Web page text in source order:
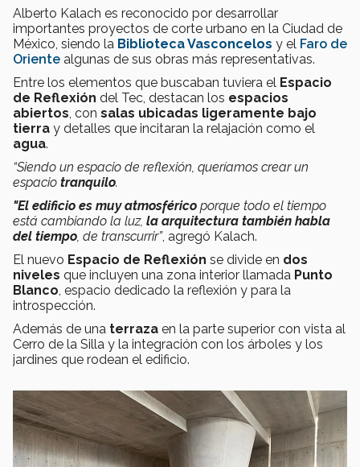
Alberto Kalach es reconocido por desarrollar
importantes proyectos de corte urbano en la Ciudad de
México, siendo la Biblioteca Vasconcelos y el Faro de
Oriente algunas de sus obras más representativas.
Entre los elementos que buscaban tuviera el Espacio
de Reflexión del Tec, destacan los espacios
abiertos , con salas ubicadas ligeramente bajo
tierra y detalles que incitaran la relajación como el
agua.
“Siendo un espacio de reflexión, queríamos crear un
espacio tranquilo.
"El edificio es muy atmosférico porque todo el tiempo
está cambiando la luz, la arquitectura también habla
del tiempo , de transcurrir”, agregó Kalach.
El nuevo Espacio de Reflexión se divide en dos
niveles que incluyen una zona interior llamada Punto
Blanco , espacio dedicado la reflexión y para la
introspección.
Además de una terraza en la parte superior con vista al
Cerro de la Silla y la integración con los árboles y los
jardines que rodean el edificio.